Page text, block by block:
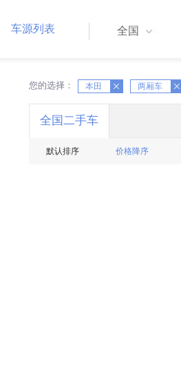
车源列表 全国
您的选择： 本田
X 两厢车
X X
全国二手车
默认排序 价格降序